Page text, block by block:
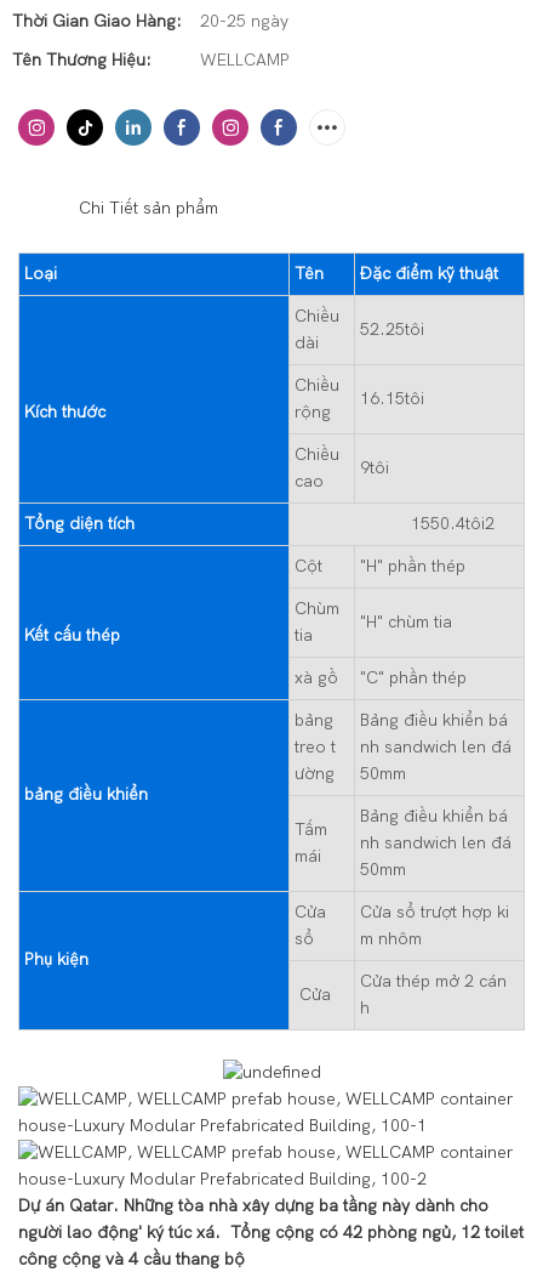
Thời Gian Giao Hàng:
20-25 ngày
Tên Thương Hiệu:
WELLCAMP
Chi Tiết sản phẩm
Loại Tên Đặc điểm kỹ thuật
Kích thước
Chiều
dài
52.25tôi
Chiều
rộng
16.15tôi
Chiều
cao
9tôi
Tổng diện tích 1550.4tôi2
Kết cấu thép
Cột "H" phần thép
Chùm
tia
"H" chùm tia
xà gồ "C" phần thép
bảng điều khiển
bảng
treo t
ường
Bảng điều khiển bá
nh sandwich len đá
50mm
Tấm
mái
Bảng điều khiển bá
nh sandwich len đá
50mm
Phụ kiện
Cửa
sổ
Cửa sổ trượt hợp ki
m nhôm
Cửa
Cửa thép mở 2 cán
h
Dự án Qatar. Những tòa nhà xây dựng ba tầng này dành cho
người lao động' ký túc xá. Tổng cộng có 42 phòng ngủ, 12 toilet
công cộng và 4 cầu thang bộ